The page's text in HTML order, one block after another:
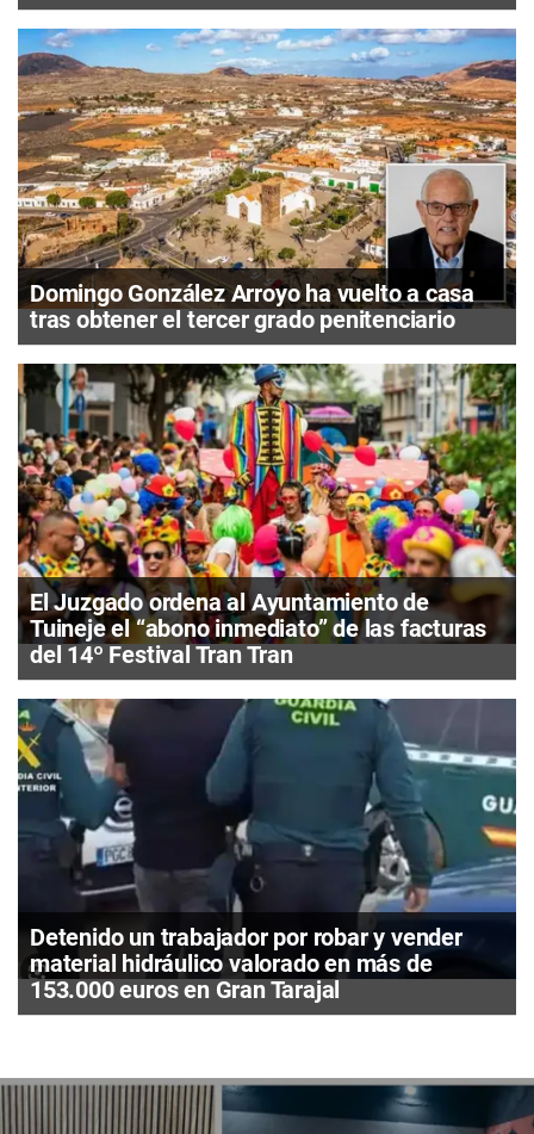
Domingo González Arroyo ha vuelto a casa
tras obtener el tercer grado penitenciario
El Juzgado ordena al Ayuntamiento de
Tuineje el “abono inmediato” de las facturas
del 14º Festival Tran Tran
Detenido un trabajador por robar y vender
material hidráulico valorado en más de
153.000 euros en Gran Tarajal